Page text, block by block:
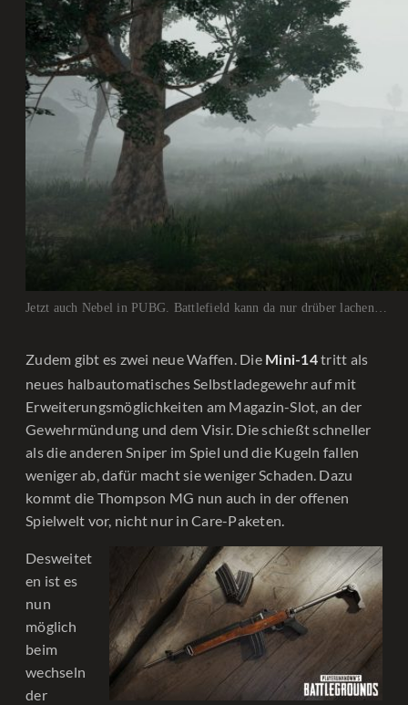
Jetzt auch Nebel in PUBG. Battlefield kann da nur drüber lachen…
Zudem gibt es zwei neue Waffen. Die Mini-14tritt als
neues halbautomatisches Selbstladegewehr auf mit
Erweiterungsmöglichkeiten am Magazin-Slot, an der
Gewehrmündung und dem Visir. Die schießt schneller
als die anderen Sniper im Spiel und die Kugeln fallen
weniger ab, dafür macht sie weniger Schaden. Dazu
kommt die Thompson MG nun auch in der offenen
Spielwelt vor, nicht nur in Care-Paketen.
Desweitet
en ist es
nun
möglich
beim
wechseln
der